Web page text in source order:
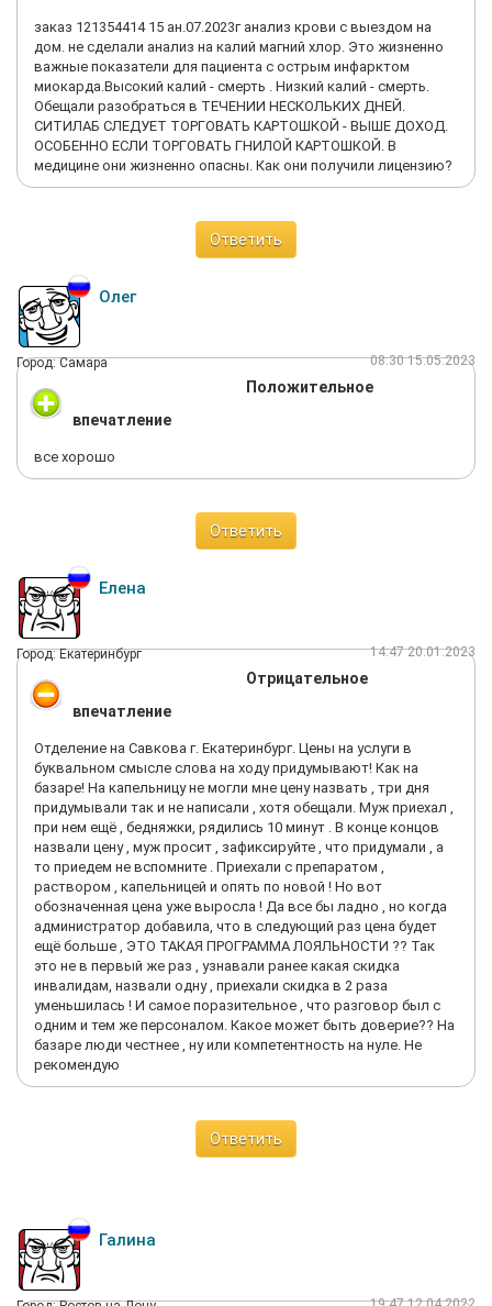
заказ 121354414 15 ан.07.2023г анализ крови с выездом на
дом. не сделали анализ на калий магний хлор. Это жизненно
важные показатели для пациента с острым инфарктом
миокарда.Высокий калий - смерть . Низкий калий - смерть.
Обещали разобраться в ТЕЧЕНИИ НЕСКОЛЬКИХ ДНЕЙ.
СИТИЛАБ СЛЕДУЕТ ТОРГОВАТЬ КАРТОШКОЙ - ВЫШЕ ДОХОД.
ОСОБЕННО ЕСЛИ ТОРГОВАТЬ ГНИЛОЙ КАРТОШКОЙ. В
медицине они жизненно опасны. Как они получили лицензию?
Ответить
Олег
Город: Самара 08:30 15.05.2023
Положительное
впечатление
все хорошо
Ответить
Елена
Город: Екатеринбург 14:47 20.01.2023
Отрицательное
впечатление
Отделение на Савкова г. Екатеринбург. Цены на услуги в
буквальном смысле слова на ходу придумывают! Как на
базаре! На капельницу не могли мне цену назвать , три дня
придумывали так и не написали , хотя обещали. Муж приехал ,
при нем ещё , бедняжки, рядились 10 минут . В конце концов
назвали цену , муж просит , зафиксируйте , что придумали , а
то приедем не вспомните . Приехали с препаратом ,
раствором , капельницей и опять по новой ! Но вот
обозначенная цена уже выросла ! Да все бы ладно , но когда
администратор добавила, что в следующий раз цена будет
ещё больше , ЭТО ТАКАЯ ПРОГРАММА ЛОЯЛЬНОСТИ ?? Так
это не в первый же раз , узнавали ранее какая скидка
инвалидам, назвали одну , приехали скидка в 2 раза
уменьшилась ! И самое поразительное , что разговор был с
одним и тем же персоналом. Какое может быть доверие?? На
базаре люди честнее , ну или компетентность на нуле. Не
рекомендую
Ответить
Галина